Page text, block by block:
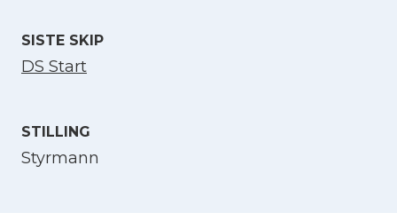
SISTE SKIP
DS Start
STILLING
Styrmann
Norsk bokmål